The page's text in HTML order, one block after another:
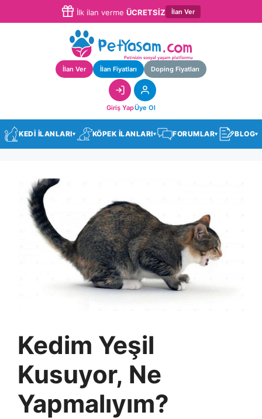
İlk ilan verme ÜCRETSİZ İlan Ver
İlan Ver İlan Fiyatları Doping Fiyatları
Giriş YapÜye Ol
KEDİ İLANLARI▾ KÖPEK İLANLARI▾ FORUMLAR▾ BLOG▾
Kedim Yeşil
Kusuyor, Ne
Yapmalıyım?